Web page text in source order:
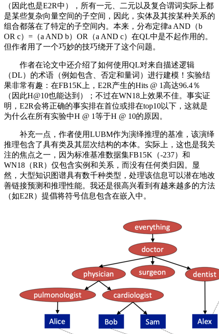
（因此也是E2R中），所有一元、二元以及复合谓词实际上都
是某些复杂向量空间的子空间，因此，实体及其按某种关系的
组合都落在了特定的子空间内。本来，分布定律a AND（b
OR c）=（a AND b）OR（a AND c）在QL中是不起作用的。
但作者用了一个巧妙的技巧绕开了这个问题。
作者在论文中还介绍了如何使用QL对来自描述逻辑
（DL）的术语（例如包含、否定和量词）进行建模！实验结
果非常有趣：在FB15K上，E2R产生的Hits @ 1高达96.4％
（因此H@10也能达到）；不过在WN18上效果不佳。事实证
明，E2R会将正确的事实排在首位或排在top10以下，这就是
为什么在所有实验中H @ 1等于H @ 10的原因。
补充一点，作者使用LUBM作为演绎推理的基准，该演绎
推理包含了具有类及其层次结构的本体。实际上，这也是我关
注的焦点之一，因为标准基准数据集FB15K（-237）和
WN18（RR）仅包含实例和关系，而没有任何类归因。显
然，大型知识图谱具有数千种类型，处理该信息可以潜在地改
善链接预测和推理性能。我还是很高兴看到有越来越多的方法
（如E2R）提倡将符号信息包含在嵌入中。